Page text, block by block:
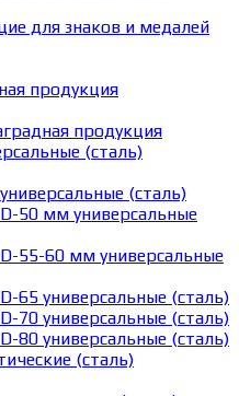
для знаков и медалей
продукция
продукция
(сталь)
(сталь)
50 мм универсальные
55-60 мм универсальные
65 универсальные (сталь)
70 универсальные (сталь)
80 универсальные (сталь)
(сталь)